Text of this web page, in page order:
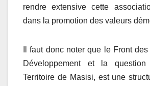
rendre extensive cette
dans la promotion des valeurs
Il faut donc noter que le Front
Développement et la
Territoire de Masisi, est une